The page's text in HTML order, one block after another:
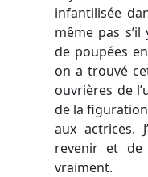
infantilisée
même pas
de poupées
on a trouvé
ouvrières de
de la
aux actrices.
revenir et
vraiment.